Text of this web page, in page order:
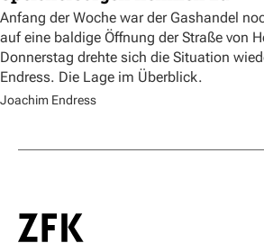
Anfang der Woche war der Gashandel
auf eine baldige Öffnung der Straße von
Donnerstag drehte sich die Situation
Endress. Die Lage im Überblick.
Joachim Endress